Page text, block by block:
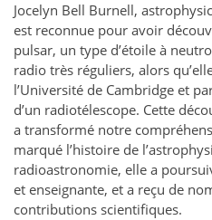
Jocelyn Bell Burnell,
est reconnue pour avoir
pulsar, un type d’étoile à
radio très réguliers, alors
l’Université de Cambridge et
d’un radiotélescope. Cette
a transformé notre
marqué l’histoire de
radioastronomie, elle a
et enseignante, et a reçu de
contributions scientifiques.